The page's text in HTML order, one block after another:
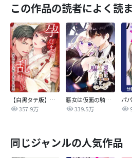
この作品の読者によく読
【白黒タテ版】孕むまで乱れいけ～身代わり花嫁と軍服の猛愛
357.9万
悪女は仮面の騎士に騙されない
339.5万
同じジャンルの人気作品